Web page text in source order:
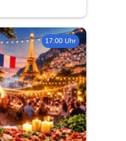
17:00 Uhr